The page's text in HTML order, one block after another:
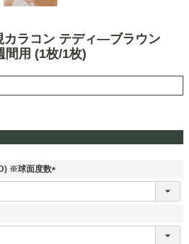
カラコン テディ―ブラウン
間用 (1枚/1枚)
※球面度数
(